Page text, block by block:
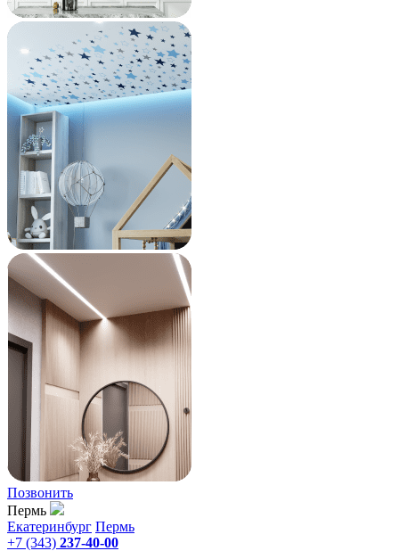
Позвонить
Пермь
Екатеринбург Пермь
+7 (343) 237-40-00